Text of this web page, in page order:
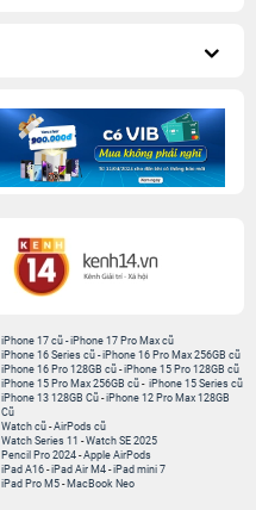
iPhone 17 cũ -iPhone 17 Pro Max cũ
iPhone 16 Series cũ - iPhone 16 Pro Max 256GB cũ
iPhone 16 Pro 128GB cũ -iPhone 15 Pro 128GB cũ
iPhone 15 Pro Max 256GB cũ - iPhone 15 Series cũ
iPhone 13 128GB Cũ -iPhone 12 Pro Max 128GB
Cũ
Watch cũ -AirPods cũ
Watch Series 11 -Watch SE 2025
Pencil Pro 2024 -Apple AirPods
iPad A16 -iPad Air M4 -iPad mini 7
iPad Pro M5 - MacBook Neo